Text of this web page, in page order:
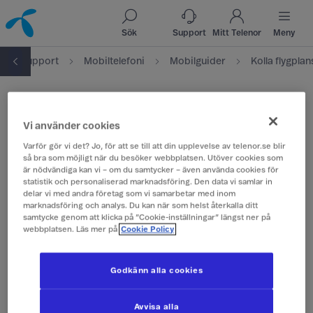
Till innehåll
Till sök
Sök Support Mitt Telenor Meny
Support Mobiltelefoni Mobilguider Kolla
Har du flugit nyligen?
Då kanske du har glömt att slå av
flygplansläget. Leta upp den lilla
flygplanssymbolen i din mobil och ändra
inställningen där.
Löste detta ditt problem?
Ja!
Vi använder cookies
Varför gör vi det? Jo, för att se till att din upplevelse av telenor.se blir
så bra som möjligt när du besöker webbplatsen. Utöver cookies som
är nödvändiga kan vi – om du samtycker – även använda cookies för
statistik och personaliserad marknadsföring. Den data vi samlar in
delar vi med andra företag som vi samarbetar med inom
marknadsföring och analys. Du kan när som helst återkalla ditt
samtycke genom att klicka på ”Cookie-inställningar” längst ner på
webbplatsen. Läs mer på Cookie Policy
Avvisa alla
Godkänn alla cookies